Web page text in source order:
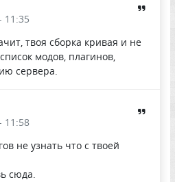
11:35
твоя сборка кривая и не
модов, плагинов,
сервера.
11:58
не узнать что с твоей
сюда.